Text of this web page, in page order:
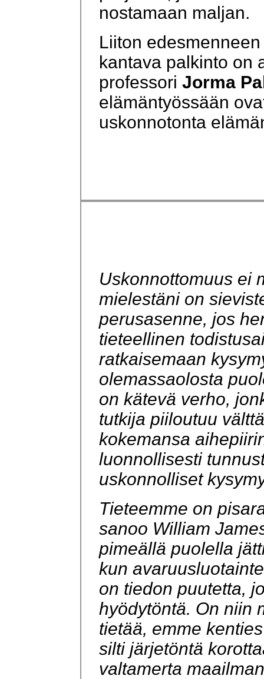
nostamaan maljan.
Liiton
kantava palkinto on
professori Jorma
elämäntyössään
uskonnotonta
Uskonnottomuus ei
mielestäni on
perusasenne, jos
tieteellinen
ratkaisemaan
olemassaolosta
on kätevä verho,
tutkija piiloutuu
kokemansa
luonnollisesti
uskonnolliset
Tieteemme on
sanoo William
pimeällä puolella
kun
on tiedon puutetta,
hyödytöntä. On niin
tietää, emme
silti järjetöntä
valtamerta